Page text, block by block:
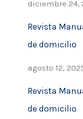
diciembre 24,
Revista
de domicilio
agosto 12,
Revista
de domicilio